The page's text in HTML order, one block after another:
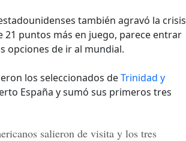
también agravó la crisis
21 puntos más en juego, parece entrar
opciones de ir al mundial.
los seleccionados deTrinidad y
España y sumó sus primeros tres
salieron de visita y los tres